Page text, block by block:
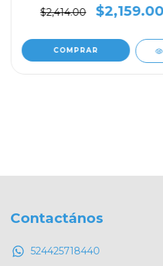
$2,414.00 $2,159.00
COMPRAR
Contactános
524425718440